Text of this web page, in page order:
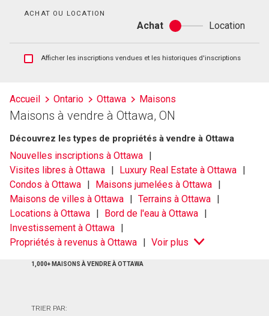
ACHAT OU LOCATION
Achat
Achat
ou
location
Location
Afficher
et
les
d'inscriptions
Afficher les inscriptions vendues et les historiques d'inscriptions
Accueil Ontario Ottawa Maisons
Maisons à vendre à Ottawa, ON
Découvrez les types de propriétés à vendre à Ottawa
Nouvelles inscriptions à Ottawa
Visites libres à Ottawa
Luxury Real Estate à Ottawa
Condos à Ottawa
Maisons jumelées à Ottawa
Maisons de villes à Ottawa
Terrains à Ottawa
Locations à Ottawa
Bord de l'eau à Ottawa
Investissement à Ottawa
Propriétés à revenus à Ottawa
Voir plus
1,000+ MAISONS À VENDRE À OTTAWA
TRIER PAR: